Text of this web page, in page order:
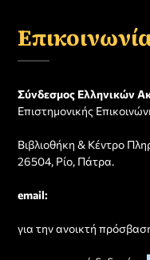
Σύνδεσμος Ελληνικών
Επιστημονικής
Βιβλιοθήκη & Κέντρο
26504, Ρίο, Πάτρα.
email:
για την ανοικτή